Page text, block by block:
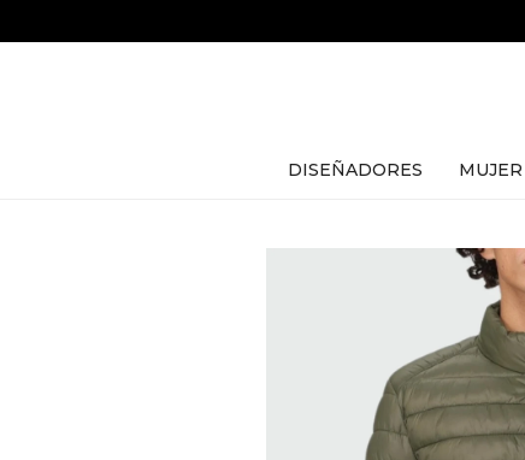
DISEÑADORES MUJER